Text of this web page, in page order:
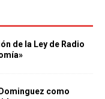
de la Ley de Radio
como